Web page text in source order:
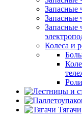
Запасные
Запасные
Запасные
Колеса и
Тягачи